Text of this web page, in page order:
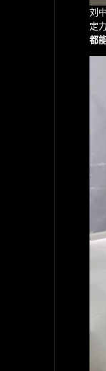
刘
定
都